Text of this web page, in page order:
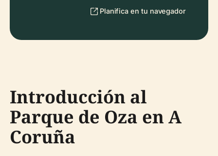
Planifica en tu navegador
Introducción al
Parque de Oza en A
Coruña